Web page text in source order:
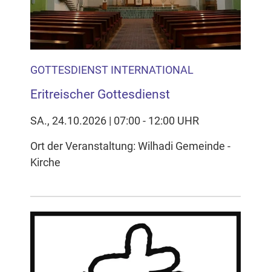
GOTTESDIENST INTERNATIONAL
Eritreischer Gottesdienst
SA., 24.10.2026 | 07:00 - 12:00 UHR
Ort der Veranstaltung: Wilhadi Gemeinde -
Kirche